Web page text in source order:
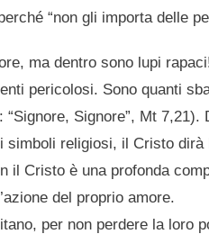
“non gli importa delle
ma dentro sono lupi
pericolosi. Sono quanti
Signore”, Mt 7,21).
simboli religiosi, il Cristo dirà
il Cristo è una profonda
del proprio amore.
per non perdere la loro